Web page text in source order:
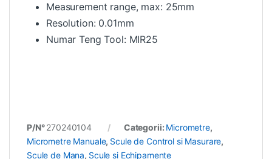
Measurement range, max: 25mm
Resolution: 0.01mm
Numar Teng Tool: MIR25
P/N°270240104 Categorii: Micrometre,
Micrometre Manuale, Scule de Control si Masurare,
Scule de Mana, Scule si Echipamente